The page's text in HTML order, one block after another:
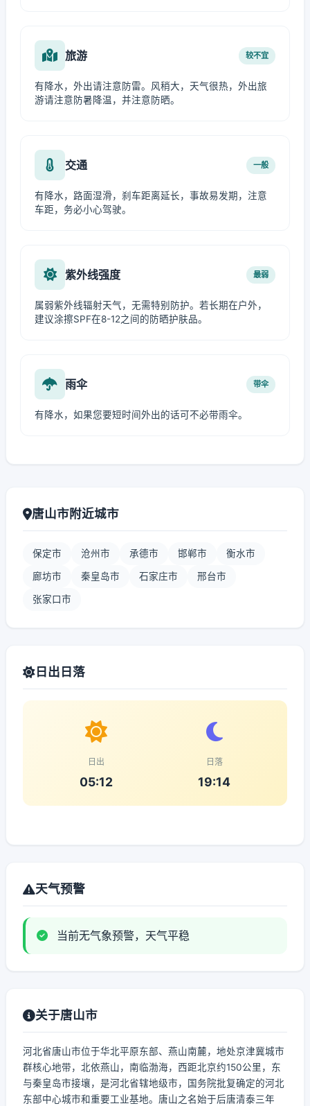
旅游 较不宜
有降水，外出请注意防雷。风稍大，天气很热，外出旅
游请注意防暑降温，并注意防晒。
交通 一般
有降水，路面湿滑，刹车距离延长，事故易发期，注意
车距，务必小心驾驶。
紫外线强度 最弱
属弱紫外线辐射天气，无需特别防护。若长期在户外，
建议涂擦SPF在8-12之间的防晒护肤品。
雨伞 带伞
有降水，如果您要短时间外出的话可不必带雨伞。
唐山市附近城市
保定市 沧州市 承德市 邯郸市 衡水市
廊坊市 秦皇岛市 石家庄市 邢台市
张家口市
日出日落
日出
05:12
日落
19:14
天气预警
当前无气象预警，天气平稳
关于唐山市
河北省唐山市位于华北平原东部、燕山南麓，地处京津冀城市
群核心地带，北依燕山，南临渤海，西距北京约150公里，东
与秦皇岛市接壤，是河北省辖地级市，国务院批复确定的河北
东部中心城市和重要工业基地。唐山之名始于后唐清泰三年